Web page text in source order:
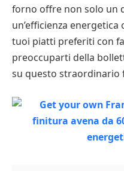
forno offre non solo un
un’efficienza
tuoi piatti preferiti con
preoccuparti della
su questo straordinario